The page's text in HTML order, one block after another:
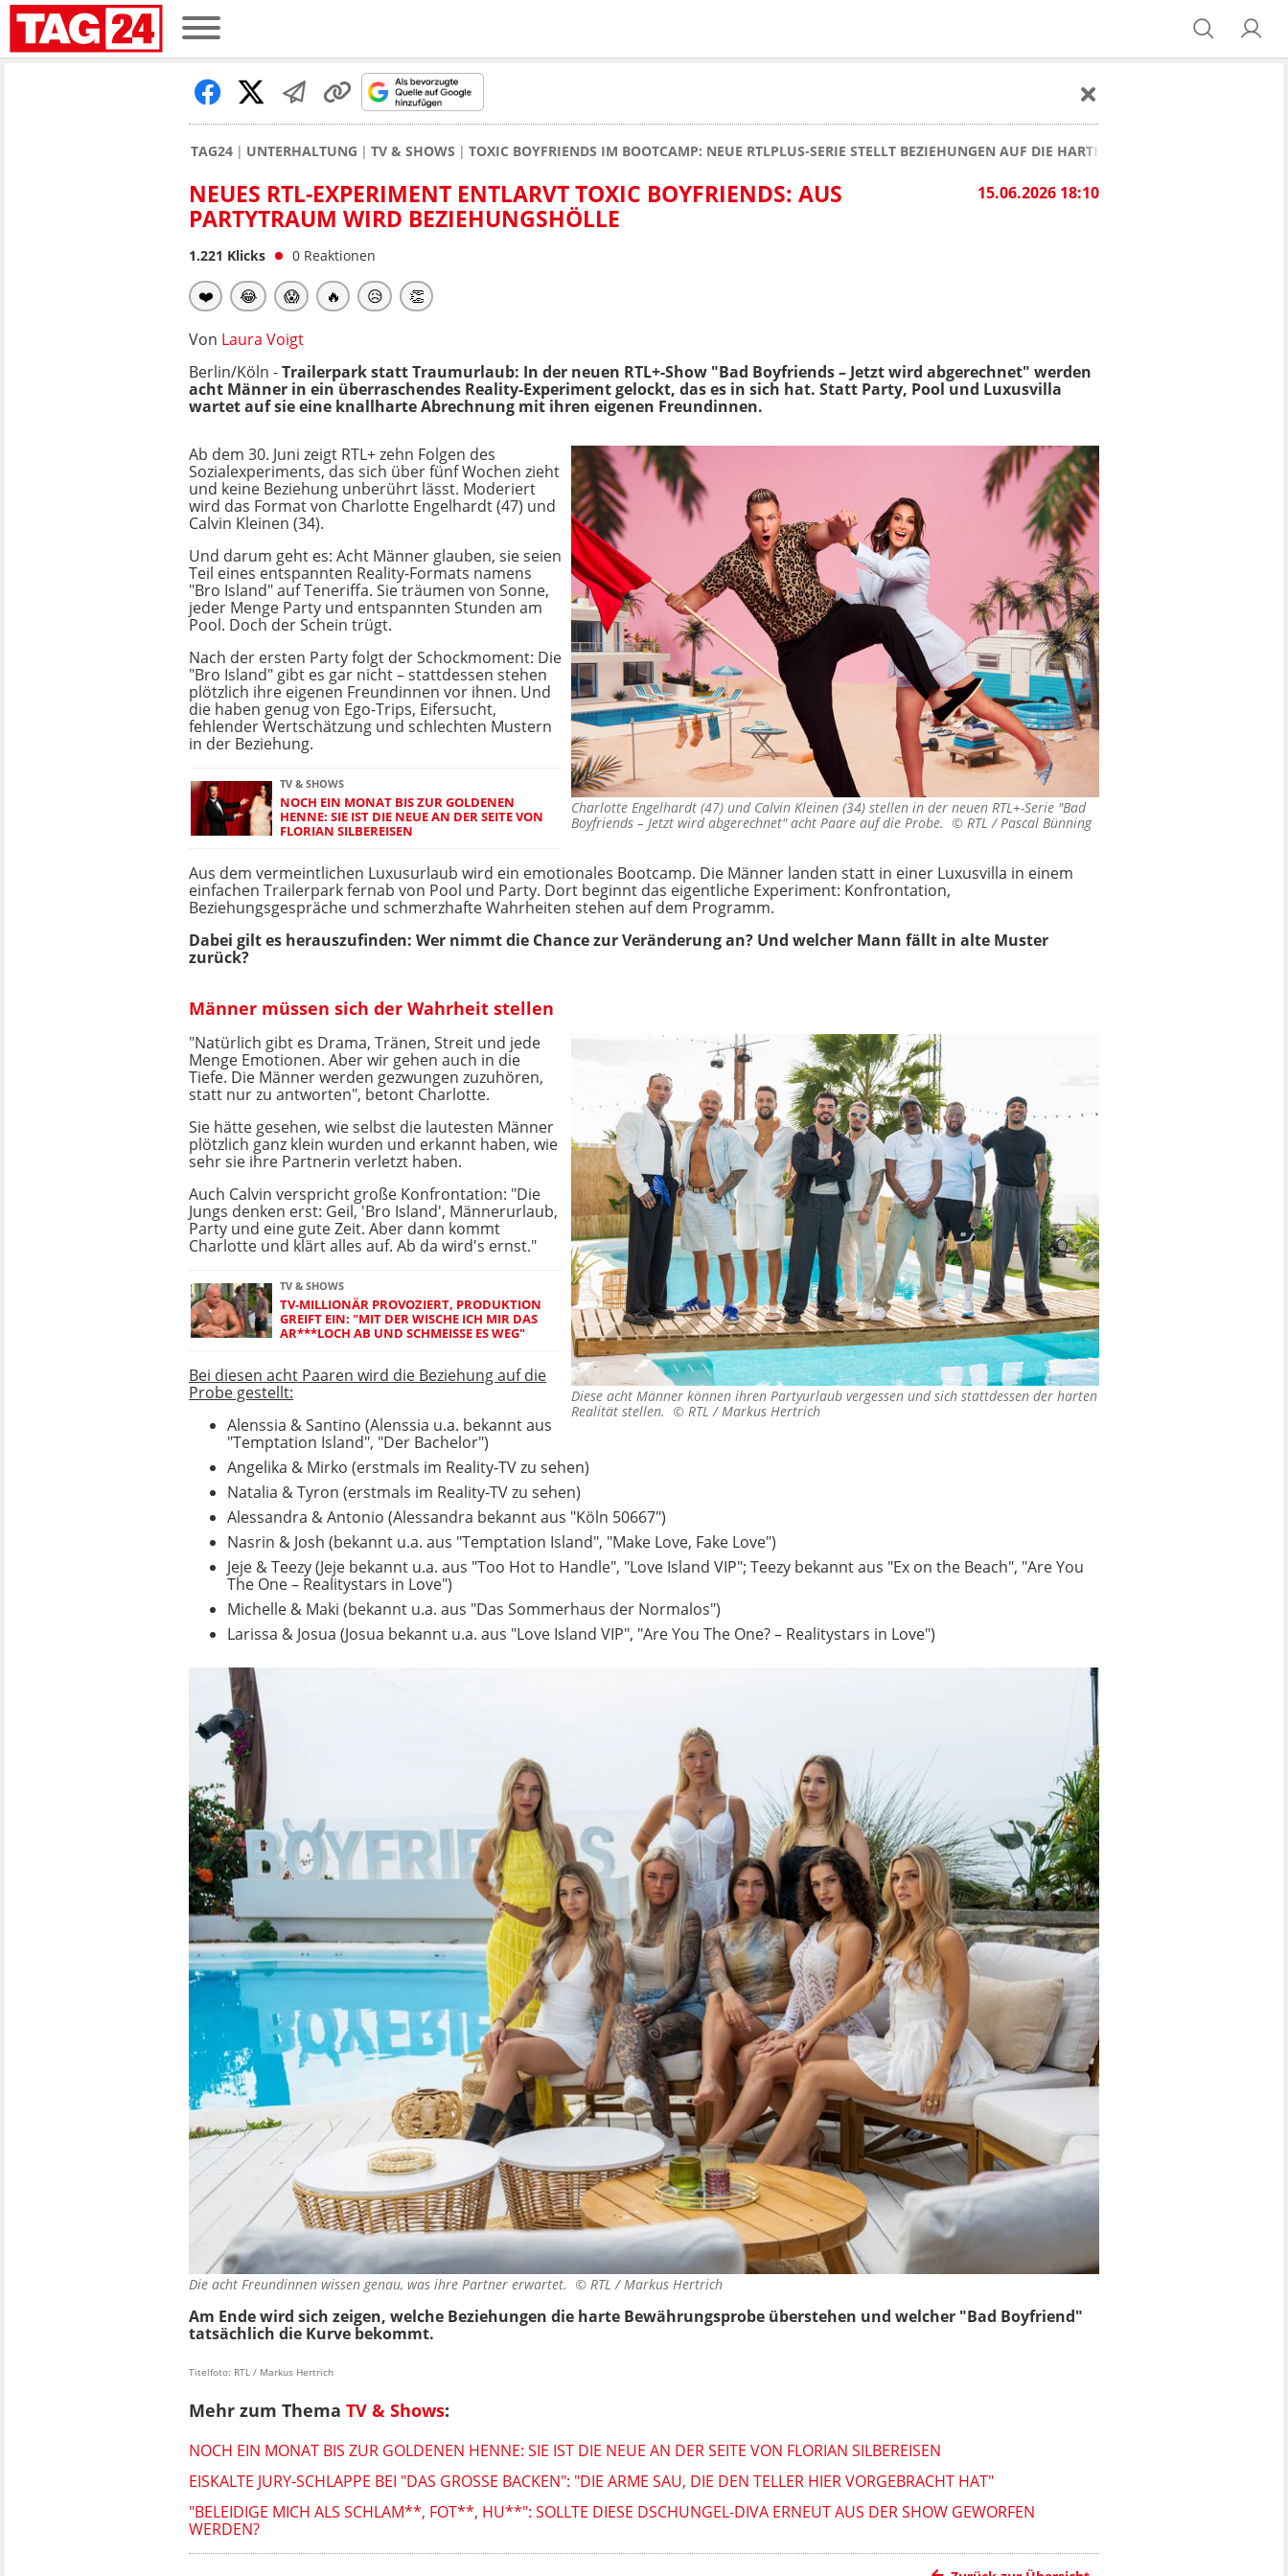
TAG24 UNTERHALTUNG TV & SHOWS TOXIC BOYFRIENDS IM BOOTCAMP: NEUE RTLPLUS-SERIE STELLT BEZIEHUNGEN AUF DIE HARTE PROBE
15.06.2026 18:10
NEUES RTL-EXPERIMENT ENTLARVT TOXIC BOYFRIENDS: AUS
PARTYTRAUM WIRD BEZIEHUNGSHÖLLE
1.221 Klicks 0 Reaktionen
❤️ 😂 😱 🔥 😥 👏
Von Laura Voigt
Berlin/Köln -Trailerpark statt Traumurlaub: In der neuen RTL+-Show "Bad Boyfriends – Jetzt wird abgerechnet" werden
acht Männer in ein überraschendes Reality-Experiment gelockt, das es in sich hat. Statt Party, Pool und Luxusvilla
wartet auf sie eine knallharte Abrechnung mit ihren eigenen Freundinnen.
Charlotte Engelhardt (47) und Calvin Kleinen (34) stellen in der neuen RTL+-Serie "Bad
Boyfriends – Jetzt wird abgerechnet" acht Paare auf die Probe. © RTL / Pascal Bünning
Ab dem 30. Juni zeigt RTL+ zehn Folgen des
Sozialexperiments, das sich über fünf Wochen zieht
und keine Beziehung unberührt lässt. Moderiert
wird das Format von Charlotte Engelhardt (47) und
Calvin Kleinen (34).
Und darum geht es: Acht Männer glauben, sie seien
Teil eines entspannten Reality-Formats namens
"Bro Island" auf Teneriffa. Sie träumen von Sonne,
jeder Menge Party und entspannten Stunden am
Pool. Doch der Schein trügt.
Nach der ersten Party folgt der Schockmoment: Die
"Bro Island" gibt es gar nicht – stattdessen stehen
plötzlich ihre eigenen Freundinnen vor ihnen. Und
die haben genug von Ego-Trips, Eifersucht,
fehlender Wertschätzung und schlechten Mustern
in der Beziehung.
TV & SHOWS
NOCH EIN MONAT BIS ZUR GOLDENEN
HENNE: SIE IST DIE NEUE AN DER SEITE VON
FLORIAN SILBEREISEN
Aus dem vermeintlichen Luxusurlaub wird ein emotionales Bootcamp. Die Männer landen statt in einer Luxusvilla in einem
einfachen Trailerpark fernab von Pool und Party. Dort beginnt das eigentliche Experiment: Konfrontation,
Beziehungsgespräche und schmerzhafte Wahrheiten stehen auf dem Programm.
Dabei gilt es herauszufinden: Wer nimmt die Chance zur Veränderung an? Und welcher Mann fällt in alte Muster
zurück?
Männer müssen sich der Wahrheit stellen
Diese acht Männer können ihren Partyurlaub vergessen und sich stattdessen der harten
Realität stellen. © RTL / Markus Hertrich
"Natürlich gibt es Drama, Tränen, Streit und jede
Menge Emotionen. Aber wir gehen auch in die
Tiefe. Die Männer werden gezwungen zuzuhören,
statt nur zu antworten", betont Charlotte.
Sie hätte gesehen, wie selbst die lautesten Männer
plötzlich ganz klein wurden und erkannt haben, wie
sehr sie ihre Partnerin verletzt haben.
Auch Calvin verspricht große Konfrontation: "Die
Jungs denken erst: Geil, 'Bro Island', Männerurlaub,
Party und eine gute Zeit. Aber dann kommt
Charlotte und klärt alles auf. Ab da wird's ernst."
TV & SHOWS
TV-MILLIONÄR PROVOZIERT, PRODUKTION
GREIFT EIN: "MIT DER WISCHE ICH MIR DAS
AR***LOCH AB UND SCHMEISSE ES WEG"
Bei diesen acht Paaren wird die Beziehung auf die
Probe gestellt:
Alenssia & Santino (Alenssia u.a. bekannt aus
"Temptation Island", "Der Bachelor")
Angelika & Mirko (erstmals im Reality-TV zu sehen)
Natalia & Tyron (erstmals im Reality-TV zu sehen)
Alessandra & Antonio (Alessandra bekannt aus "Köln 50667")
Nasrin & Josh (bekannt u.a. aus "Temptation Island", "Make Love, Fake Love")
Jeje & Teezy (Jeje bekannt u.a. aus "Too Hot to Handle", "Love Island VIP"; Teezy bekannt aus "Ex on the Beach", "Are You
The One – Realitystars in Love")
Michelle & Maki (bekannt u.a. aus "Das Sommerhaus der Normalos")
Larissa & Josua (Josua bekannt u.a. aus "Love Island VIP", "Are You The One? – Realitystars in Love")
Die acht Freundinnen wissen genau, was ihre Partner erwartet. © RTL / Markus Hertrich
Am Ende wird sich zeigen, welche Beziehungen die harte Bewährungsprobe überstehen und welcher "Bad Boyfriend"
tatsächlich die Kurve bekommt.
Titelfoto: RTL / Markus Hertrich
Mehr zum Thema TV & Shows:
NOCH EIN MONAT BIS ZUR GOLDENEN HENNE: SIE IST DIE NEUE AN DER SEITE VON FLORIAN SILBEREISEN
EISKALTE JURY-SCHLAPPE BEI "DAS GROSSE BACKEN": "DIE ARME SAU, DIE DEN TELLER HIER VORGEBRACHT HAT"
"BELEIDIGE MICH ALS SCHLAM**, FOT**, HU**": SOLLTE DIESE DSCHUNGEL-DIVA ERNEUT AUS DER SHOW GEWORFEN
WERDEN?